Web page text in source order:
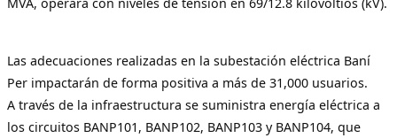
MVA, operará con niveles de tensión en 69/12.8 kilovoltios (kV).
Las adecuaciones realizadas en la subestación eléctrica Baní
Per impactarán de forma positiva a más de 31,000 usuarios.
A través de la infraestructura se suministra energía eléctrica a
los circuitos BANP101, BANP102, BANP103 y BANP104, que